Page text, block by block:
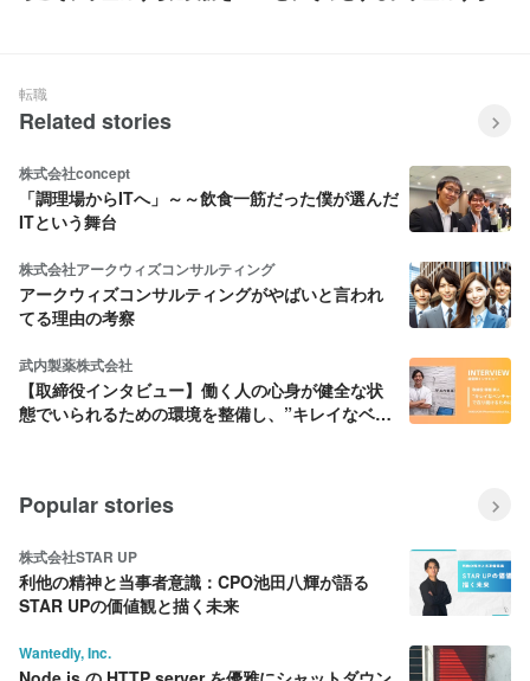
転職
Related stories
株式会社concept
「調理場からITへ」～～飲食一筋だった僕が選んだ
ITという舞台
株式会社アークウィズコンサルティング
アークウィズコンサルティングがやばいと言われ
てる理由の考察
武内製薬株式会社
【取締役インタビュー】働く人の心身が健全な状
態でいられるための環境を整備し、”キレイなベン
Popular stories
株式会社STAR UP
利他の精神と当事者意識：CPO池田八輝が語る
STAR UPの価値観と描く未来
Wantedly, Inc.